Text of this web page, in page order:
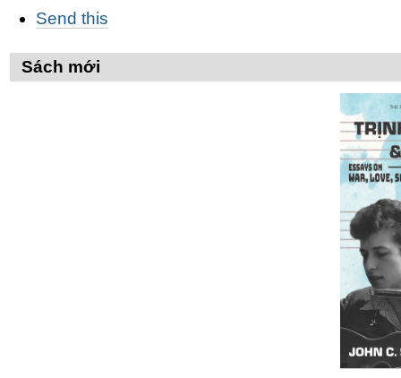
thao
trên
Tài
Send this
Sách mới